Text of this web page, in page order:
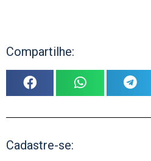
Compartilhe:
Cadastre-se: